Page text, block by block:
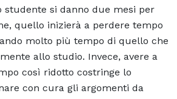
studente si danno due mesi per
quello inizierà a perdere tempo
molto più tempo di quello che
allo studio. Invece, avere a
così ridotto costringe lo
con cura gli argomenti da